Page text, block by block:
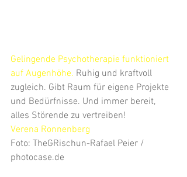
Gelingende Psychotherapie funktioniert
auf Augenhöhe. Ruhig und kraftvoll
zugleich. Gibt Raum für eigene Projekte
und Bedürfnisse. Und immer bereit,
alles Störende zu vertreiben!
Verena Ronnenberg
Foto: TheGRischun-Rafael Peier /
photocase.de